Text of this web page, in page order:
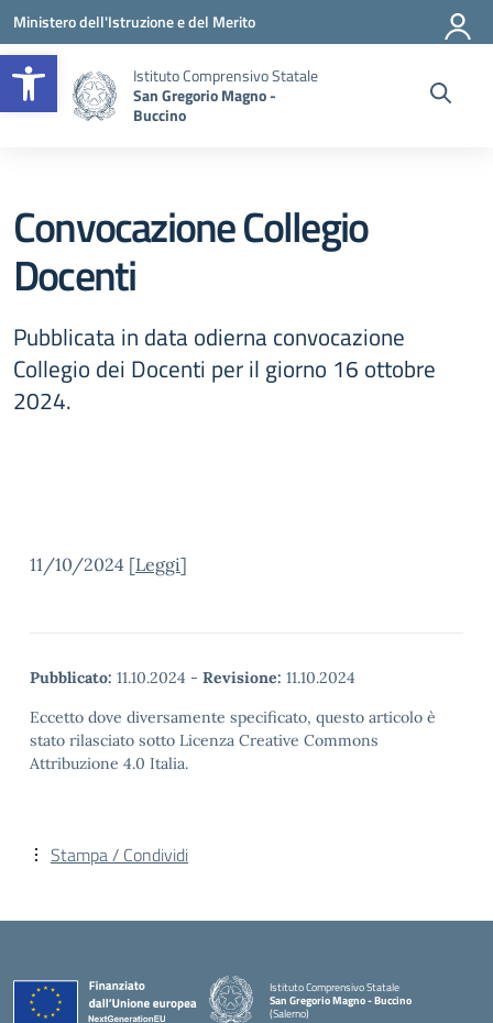
Apri la barra degli strumenti
Vai ai contenuti
Vai al menu di navigazione
Vai al footer
Ministero dell'Istruzione e del Merito
Istituto Comprensivo Statale
San Gregorio Magno -
Buccino
Convocazione Collegio
Docenti
Pubblicata in data odierna convocazione
Collegio dei Docenti per il giorno 16 ottobre
2024.
11/10/2024 [Leggi]
Pubblicato: 11.10.2024 - Revisione: 11.10.2024
Eccetto dove diversamente specificato, questo articolo è
stato rilasciato sotto Licenza Creative Commons
Attribuzione 4.0 Italia.
Stampa / Condividi
Istituto Comprensivo Statale
San Gregorio Magno - Buccino
(Salerno)